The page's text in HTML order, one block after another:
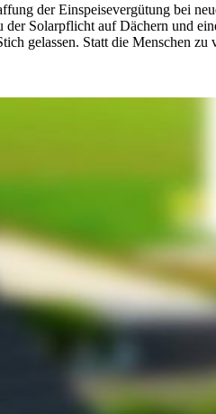
der Einspeisevergütung bei
Solarpflicht auf Dächern und
gelassen. Statt die Menschen